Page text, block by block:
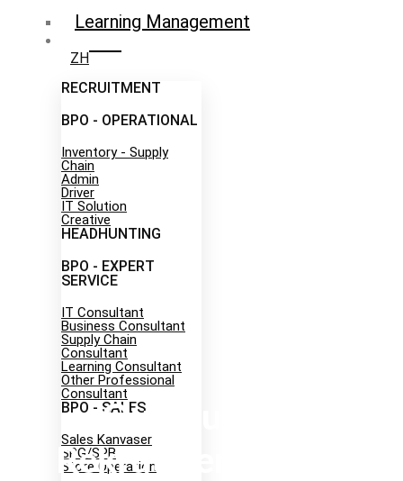
Learning Management
RECRUITMENT
BPO - OPERATIONAL
Inventory - Supply
Chain
Admin
Driver
IT Solution
Creative
HEADHUNTING
BPO - EXPERT
SERVICE
IT Consultant
Business Consultant
Supply Chain
Consultant
Learning Consultant
Other Professional
Consultant
BPO - SALES
Sales Kanvaser
SPG/SPB
Store Operation
ZH
Career
Outsourcing
Rekrutmen: Solusi